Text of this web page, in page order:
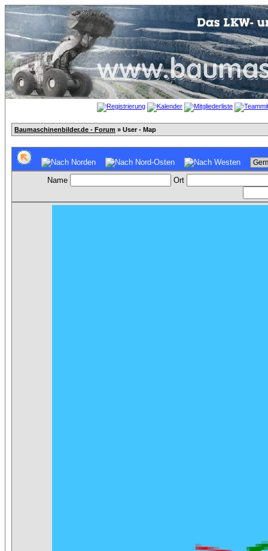
Baumaschinenbilder.de - Forum » User - Map
Name Ort